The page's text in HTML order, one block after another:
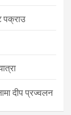
पक्राउ
दीप प्रज्वलन